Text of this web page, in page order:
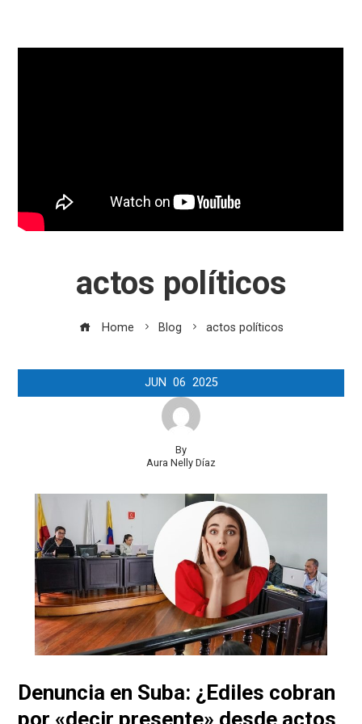
actos políticos
Home Blog actos políticos
JUN 06 2025
By
Aura Nelly Díaz
Denuncia en Suba: ¿Ediles cobran